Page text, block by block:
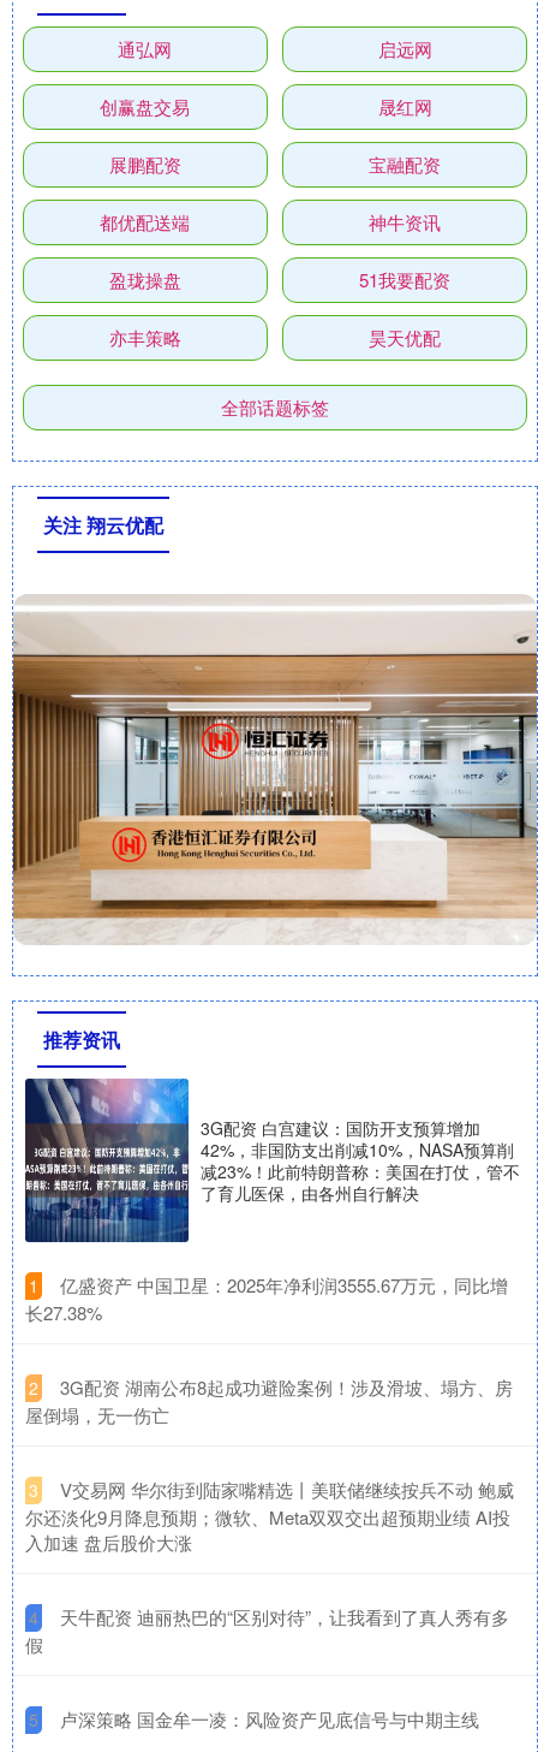
通弘网 启远网
创赢盘交易 晟红网
展鹏配资 宝融配资
都优配送端 神牛资讯
盈珑操盘 51我要配资
亦丰策略 昊天优配
全部话题标签
关注 翔云优配
推荐资讯
3G配资 白宫建议：国防开支预算增加
42%，非国防支出削减10%，NASA预算削
减23%！此前特朗普称：美国在打仗，管不
了育儿医保，由各州自行解决
1
​亿盛资产 中国卫星：2025年净利润3555.67万元，同比增
长27.38%
2
​3G配资 湖南公布8起成功避险案例！涉及滑坡、塌方、房
屋倒塌，无一伤亡
3
​V交易网 华尔街到陆家嘴精选丨美联储继续按兵不动 鲍威
尔还淡化9月降息预期；微软、Meta双双交出超预期业绩 AI投
入加速 盘后股价大涨
4
​天牛配资 迪丽热巴的“区别对待”，让我看到了真人秀有多
假
5 ​卢深策略 国金牟一凌：风险资产见底信号与中期主线